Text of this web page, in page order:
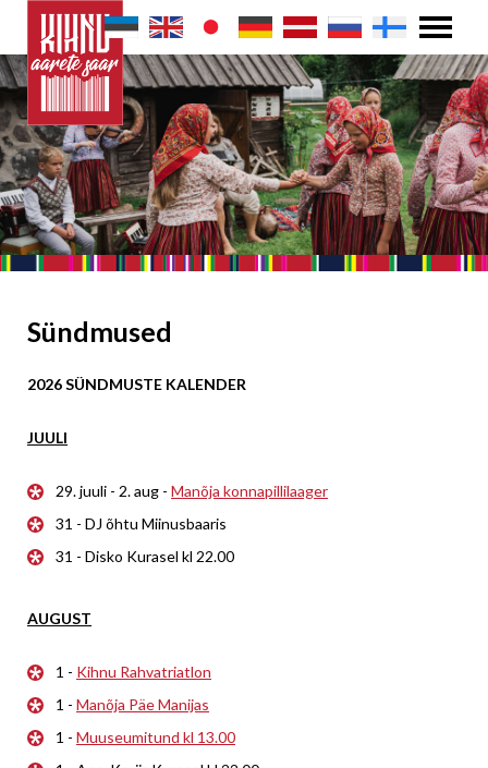
Sündmused
2026 SÜNDMUSTE KALENDER
JUULI
29. juuli - 2. aug - Manõja konnapillilaager
31 - DJ õhtu Miinusbaaris
31 - Disko Kurasel kl 22.00
AUGUST
1 - Kihnu Rahvatriatlon
1 - Manõja Päe Manijas
1 - Muuseumitund kl 13.00